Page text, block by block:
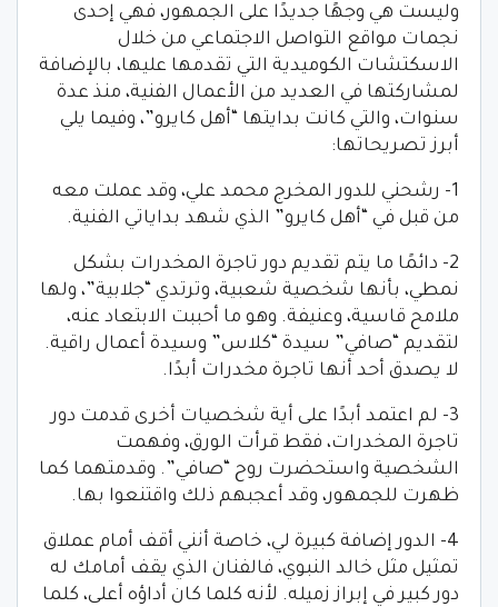
وليست هي وجهًا جديدًا على الجمهور، فهي إحدى
نجمات مواقع التواصل الاجتماعي من خلال
الاسكتشات الكوميدية التي تقدمها عليها، بالإضافة
لمشاركتها في العديد من الأعمال الفنية، منذ عدة
سنوات، والتي كانت بدايتها “أهل كايرو”، وفيما يلي
أبرز تصريحاتها:
1- رشحني للدور المخرج محمد علي، وقد عملت معه
من قبل في “أهل كايرو” الذي شهد بداياتي الفنية.
2- دائمًا ما يتم تقديم دور تاجرة المخدرات بشكل
نمطي، بأنها شخصية شعبية، وترتدي “جلابية”، ولها
ملامح قاسية، وعنيفة. وهو ما أحببت الابتعاد عنه،
لتقديم “صافي” سيدة “كلاس” وسيدة أعمال راقية.
لا يصدق أحد أنها تاجرة مخدرات أبدًا.
3- لم اعتمد أبدًا على أية شخصيات أخرى قدمت دور
تاجرة المخدرات، فقط قرأت الورق، وفهمت
الشخصية واستحضرت روح “صافي”. وقدمتهما كما
ظهرت للجمهور، وقد أعجبهم ذلك واقتنعوا بها.
4- الدور إضافة كبيرة لي، خاصة أنني أقف أمام عملاق
تمثيل مثل خالد النبوي، فالفنان الذي يقف أمامك له
دور كبير في إبراز زميله. لأنه كلما كان أداؤه أعلى، كلما